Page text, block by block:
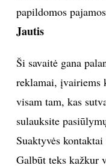
Jūs
papildomos
Jautis
Ši savaitė gana
reklamai, įvairiems
visam tam, kas
sulauksite
Suaktyvės
Galbūt teks kažkur